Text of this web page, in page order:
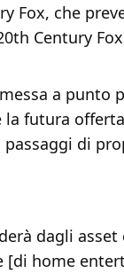
Fox, che
Century
a punto
la futura
di
dagli asset
[di home